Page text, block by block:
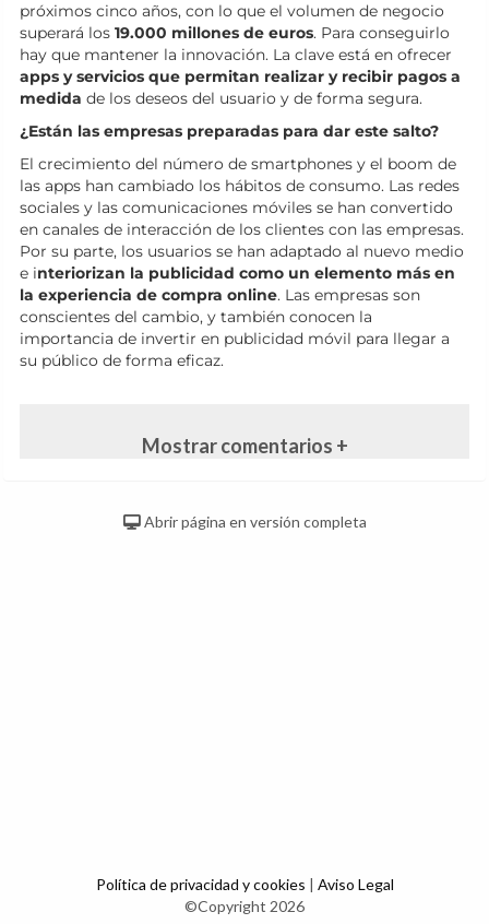
próximos cinco años, con lo que el volumen de negocio
superará los 19.000 millones de euros. Para conseguirlo
hay que mantener la innovación. La clave está en ofrecer
apps y servicios que permitan realizar y recibir pagos a
medida de los deseos del usuario y de forma segura.
¿Están las empresas preparadas para dar este salto?
El crecimiento del número de smartphones y el boom de
las apps han cambiado los hábitos de consumo. Las redes
sociales y las comunicaciones móviles se han convertido
en canales de interacción de los clientes con las empresas.
Por su parte, los usuarios se han adaptado al nuevo medio
e interiorizan la publicidad como un elemento más en
la experiencia de compra online. Las empresas son
conscientes del cambio, y también conocen la
importancia de invertir en publicidad móvil para llegar a
su público de forma eficaz.
Mostrar comentarios +
Abrir página en versión completa
Política de privacidad y cookies | Aviso Legal
©Copyright 2026